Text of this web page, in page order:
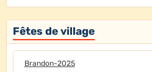
Fêtes de village
Brandon-2025